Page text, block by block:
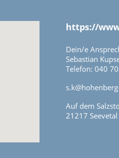
https://
Dein/e
Sebastian
Telefon: 040
Auf dem
21217 Seevetal